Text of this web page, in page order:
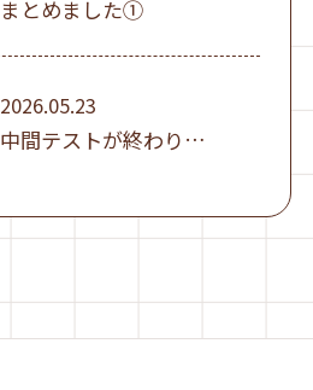
まとめました①
2026.05.23
中間テストが終わり…